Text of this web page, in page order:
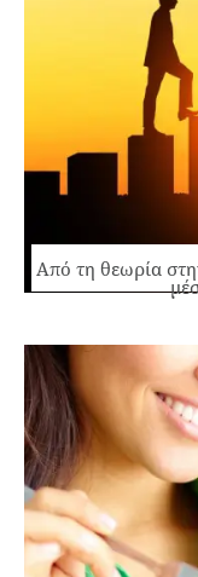
Από τη θεωρία